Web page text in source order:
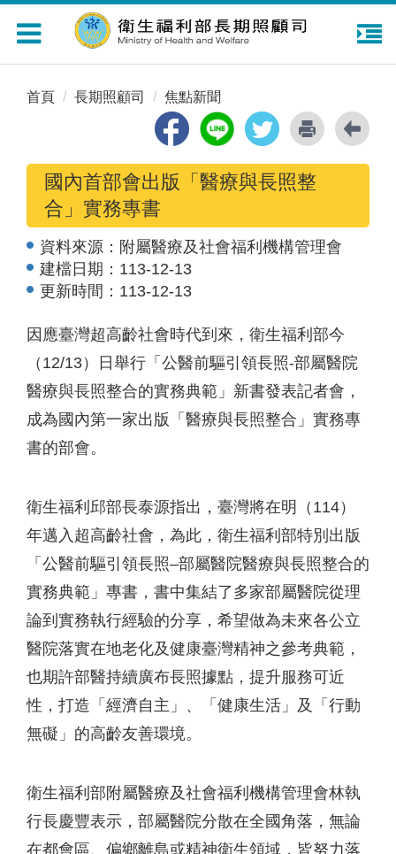
Toggle
navigation
首頁 長期照顧司 焦點新聞
國內首部會出版「醫療與長照整
合」實務專書
資料來源： 附屬醫療及社會福利機構管理會
建檔日期： 113-12-13
更新時間： 113-12-13
因應臺灣超高齡社會時代到來，衛生福利部今
（12/13）日舉行「公醫前驅引領長照-部屬醫院
醫療與長照整合的實務典範」新書發表記者會，
成為國內第一家出版「醫療與長照整合」實務專
書的部會。
衛生福利邱部長泰源指出，臺灣將在明（114）
年邁入超高齡社會，為此，衛生福利部特別出版
「公醫前驅引領長照–部屬醫院醫療與長照整合的
實務典範」專書，書中集結了多家部屬醫院從理
論到實務執行經驗的分享，希望做為未來各公立
醫院落實在地老化及健康臺灣精神之參考典範，
也期許部醫持續廣布長照據點，提升服務可近
性，打造「經濟自主」、「健康生活」及「行動
無礙」的高齡友善環境。
衛生福利部附屬醫療及社會福利機構管理會林執
行長慶豐表示，部屬醫院分散在全國角落，無論
在都會區、偏鄉離島或精神衛生領域，皆努力落